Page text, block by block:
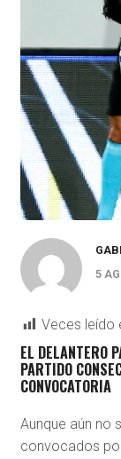
5
Veces leído
EL DELANTERO
PARTIDO
CONVOCATORIA
Aunque aún no
convocados